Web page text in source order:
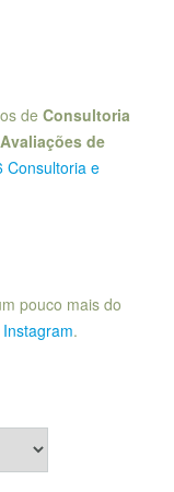
de Consultoria
Avaliações de
Consultoria e
pouco mais do
Instagram.